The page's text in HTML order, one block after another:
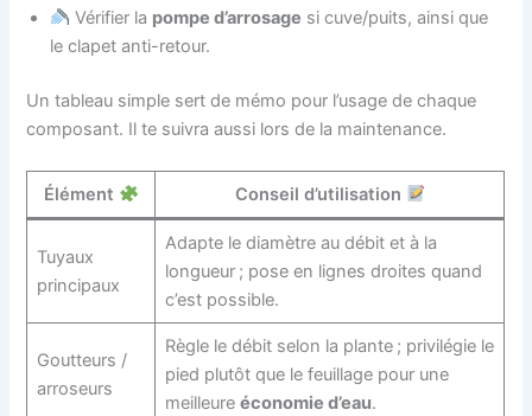
Vérifier la pompe d’arrosage si cuve/puits, ainsi que
le clapet anti-retour.
Un tableau simple sert de mémo pour l’usage de chaque
composant. Il te suivra aussi lors de la maintenance.
Élément Conseil d’utilisation
Tuyaux
principaux
Adapte le diamètre au débit et à la
longueur ; pose en lignes droites quand
c’est possible.
Goutteurs /
arroseurs
Règle le débit selon la plante ; privilégie le
pied plutôt que le feuillage pour une
meilleure économie d’eau.